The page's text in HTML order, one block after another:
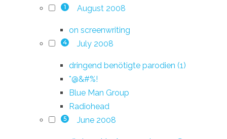
1 August 2008
on screenwriting
4 July 2008
dringend benötigte parodien (1)
*@&#%!
Blue Man Group
Radiohead
5 June 2008